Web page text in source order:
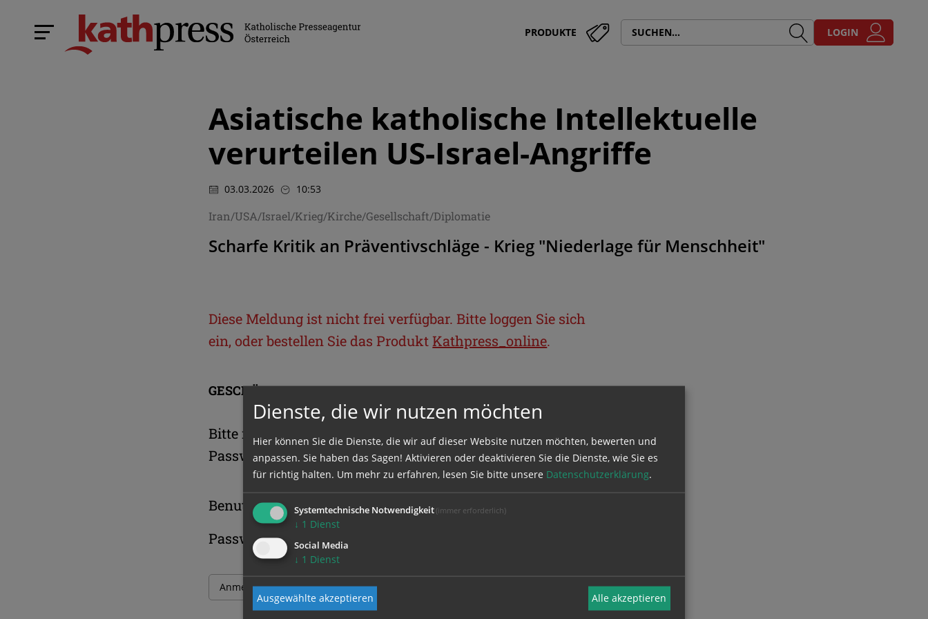
PRODUKTE LOGIN
Asiatische katholische Intellektuelle
verurteilen US-Israel-Angriffe
03.03.2026 10:53
Iran/USA/Israel/Krieg/Kirche/Gesellschaft/Diplomatie
Scharfe Kritik an Präventivschläge - Krieg "Niederlage für Menschheit"
Diese Meldung ist nicht frei verfügbar. Bitte loggen Sie sich
ein, oder bestellen Sie das Produkt Kathpress_online.
GESCHÜTZTER BEREICH
Bitte melden Sie sich mit Ihrem Benutzernamen und
Passwort an.
Benutzername
Passwort
Dienste, die wir nutzen möchten
Hier können Sie die Dienste, die wir auf dieser Website nutzen möchten, bewerten und
anpassen. Sie haben das Sagen! Aktivieren oder deaktivieren Sie die Dienste, wie Sie es
für richtig halten. Um mehr zu erfahren, lesen Sie bitte unsere Datenschutzerklärung.
Systemtechnische Notwendigkeit (immer erforderlich)
↓ 1 Dienst
Social Media
↓ 1 Dienst
Ausgewählte akzeptieren Alle akzeptieren